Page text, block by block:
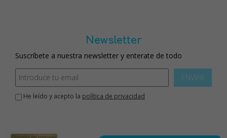
Newsletter
Suscríbete a nuestra newsletter y enterate de todo
ENVIAR
He leído y acepto la política de privacidad